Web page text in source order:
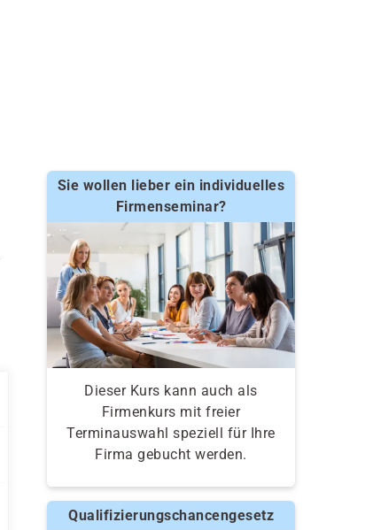
Sie wollen lieber ein individuelles
Firmenseminar?
Dieser Kurs kann auch als
Firmenkurs mit freier
Terminauswahl speziell für Ihre
Firma gebucht werden.
Qualifizierungschancengesetz